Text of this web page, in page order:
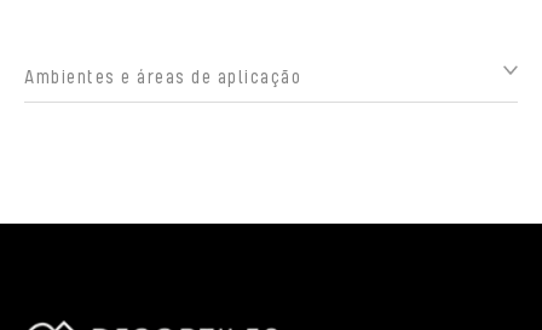
Ambientes e áreas de aplicação